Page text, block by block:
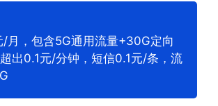
月，包含5G通用流量+30G定向
出0.1元/分钟，短信0.1元/条，流